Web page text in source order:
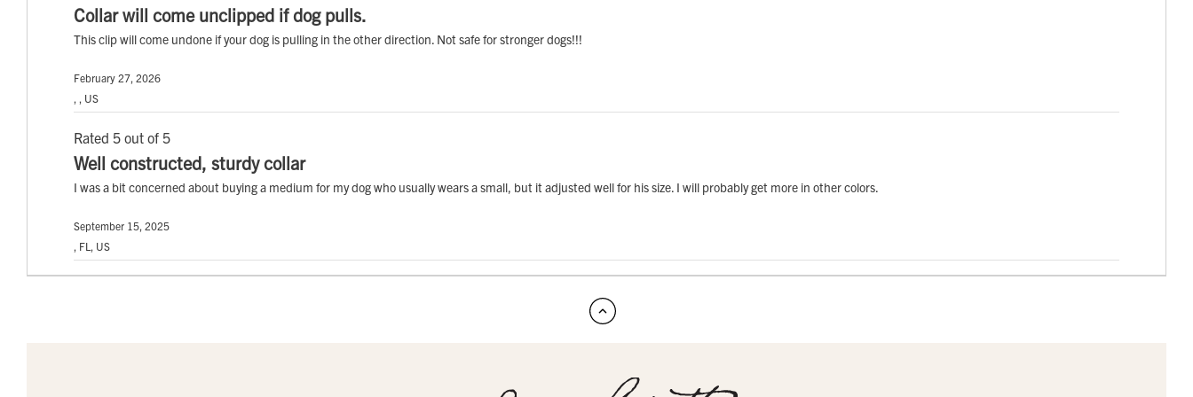
Collar will come unclipped if dog pulls.
This clip will come undone if your dog is pulling in the other direction. Not safe for stronger dogs!!!
February 27, 2026
, , US
Rated 5 out of 5
Well constructed, sturdy collar
I was a bit concerned about buying a medium for my dog who usually wears a small, but it adjusted well for his size. I will probably get more in other colors.
September 15, 2025
, FL, US